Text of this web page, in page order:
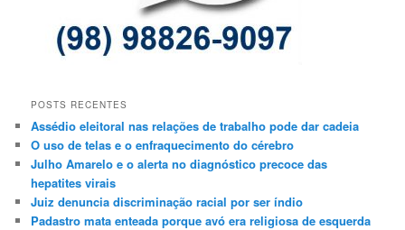
POSTS RECENTES
Assédio eleitoral nas relações de trabalho pode dar cadeia
O uso de telas e o enfraquecimento do cérebro
Julho Amarelo e o alerta no diagnóstico precoce das
hepatites virais
Juiz denuncia discriminação racial por ser índio
Padastro mata enteada porque avó era religiosa de esquerda